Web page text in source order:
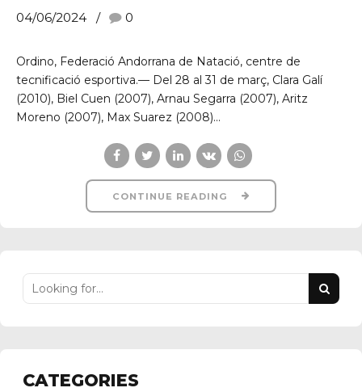
04/06/2024 0
Ordino, Federació Andorrana de Natació, centre de
tecnificació esportiva.— Del 28 al 31 de març, Clara Galí
(2010), Biel Cuen (2007), Arnau Segarra (2007), Aritz
Moreno (2007), Max Suarez (2008)...
CONTINUE READING
CATEGORIES